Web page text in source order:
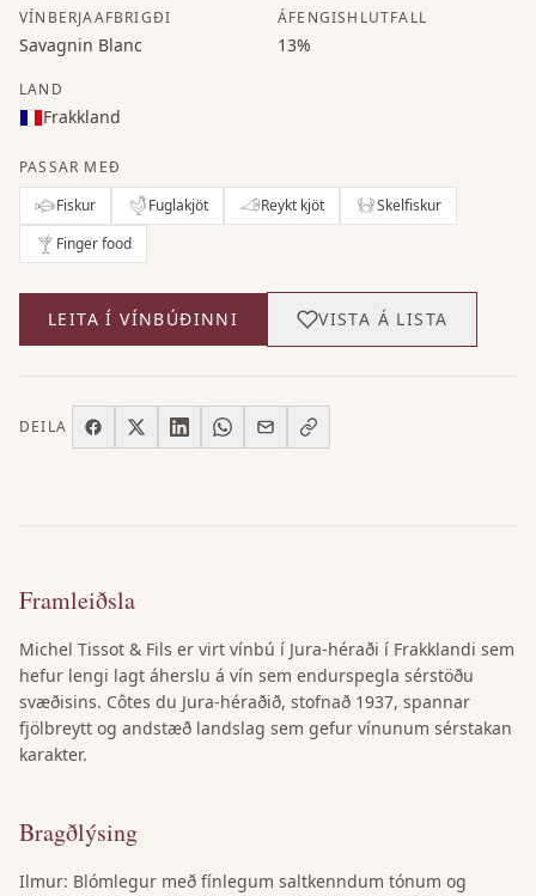
VÍNBERJAAFBRIGÐI
Savagnin Blanc
ÁFENGISHLUTFALL
13%
LAND
Frakkland
PASSAR MEÐ
Fiskur
Fuglakjöt Reykt kjöt
Skelfiskur
Finger food
LEITA Í VÍNBÚÐINNI VISTA Á LISTA
DEILA
Framleiðsla
Michel Tissot & Fils er virt vínbú í Jura-héraði í Frakklandi sem
hefur lengi lagt áherslu á vín sem endurspegla sérstöðu
svæðisins. Côtes du Jura-héraðið, stofnað 1937, spannar
fjölbreytt og andstæð landslag sem gefur vínunum sérstakan
karakter.
Bragðlýsing
Ilmur: Blómlegur með fínlegum saltkenndum tónum og